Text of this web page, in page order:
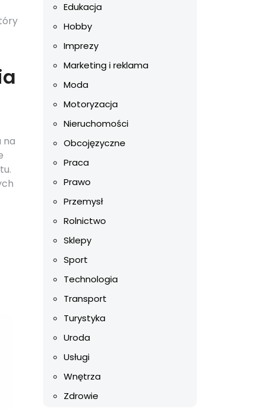
na
Edukacja
Hobby
Imprezy
Marketing i reklama
Moda
Motoryzacja
Nieruchomości
Obcojęzyczne
Praca
Prawo
Przemysł
Rolnictwo
Sklepy
Sport
Technologia
Transport
Turystyka
Uroda
Usługi
Wnętrza
Zdrowie